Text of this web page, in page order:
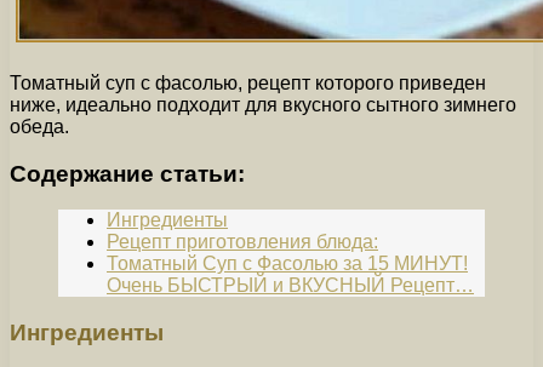
Томатный суп с фасолью, рецепт которого приведен
ниже, идеально подходит для вкусного сытного зимнего
обеда.
Содержание статьи:
Ингредиенты
Рецепт приготовления блюда:
Томатный Суп с Фасолью за 15 МИНУТ!
Очень БЫСТРЫЙ и ВКУСНЫЙ Рецепт…
Ингредиенты